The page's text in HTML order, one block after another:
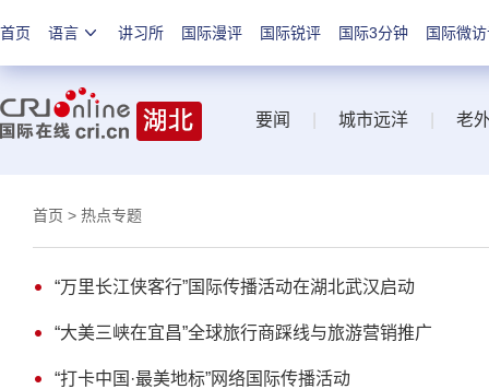
首页 语言 讲习所 国际漫评 国际锐评 国际3分钟 国际微
要闻 城市远洋 老
首页 > 热点专题
“万里长江侠客行”国际传播活动在湖北武汉启动
“大美三峡在宜昌”全球旅行商踩线与旅游营销推广
“打卡中国·最美地标”网络国际传播活动